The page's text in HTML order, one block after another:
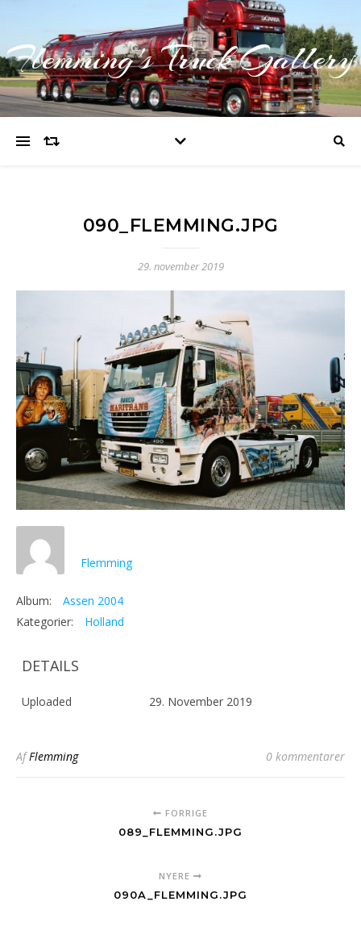
Flemming's Truck Gallery
090_FLEMMING.JPG
29. november 2019
Flemming
Album:
Assen 2004
Kategorier:
Holland
DETAILS
Uploaded 29. November 2019
AfFlemming 0 kommentarer
FORRIGE
089_FLEMMING.JPG
NYERE
090A_FLEMMING.JPG